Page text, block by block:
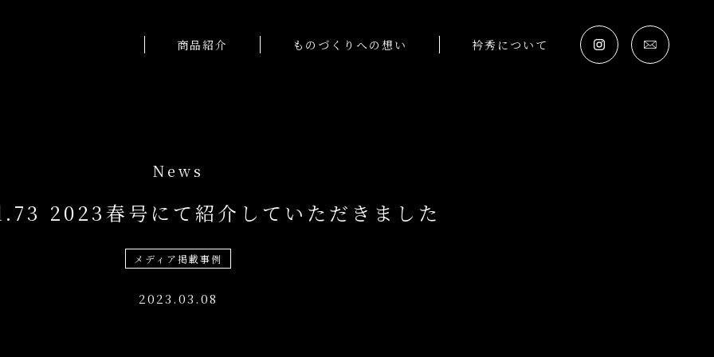
商品紹介 ものづくりへの想い 衿秀について
2023春号にて紹介していただきました
メディア掲載事例
2023.03.08